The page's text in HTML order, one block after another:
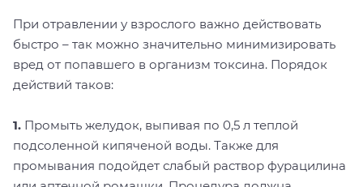
При отравлении у взрослого важно действовать
быстро – так можно значительно минимизировать
вред от попавшего в организм токсина. Порядок
действий таков:
1. Промыть желудок, выпивая по 0,5 л теплой
подсоленной кипяченой воды. Также для
промывания подойдет слабый раствор фурацилина